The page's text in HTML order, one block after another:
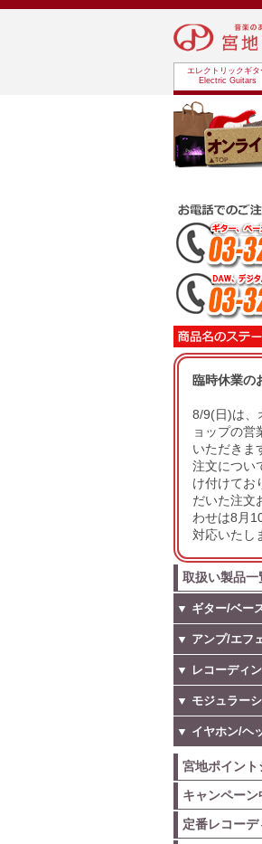
エレクトリックギタ
Electric Guitars
臨時休業の
8/9(日)は、
ョップの営
いただきま
注文につい
け付けてお
だいた注文
わせは8月
対応いたし
取扱い製品一
▼ ギター/ベー
▼ アンプ/エフ
▼ レコーディ
▼ モジュラー
▼ イヤホン/ヘ
宮地ポイント
キャンペーン
定番レコー